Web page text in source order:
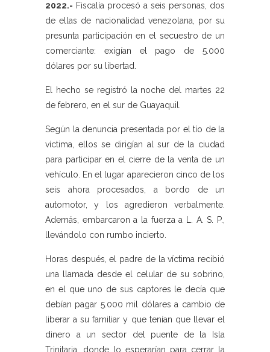
2022.- Fiscalía procesó a seis personas, dos
de ellas de nacionalidad venezolana, por su
presunta participación en el secuestro de un
comerciante: exigían el pago de 5.000
dólares por su libertad.
El hecho se registró la noche del martes 22
de febrero, en el sur de Guayaquil.
Según la denuncia presentada por el tío de la
víctima, ellos se dirigían al sur de la ciudad
para participar en el cierre de la venta de un
vehículo. En el lugar aparecieron cinco de los
seis ahora procesados, a bordo de un
automotor, y los agredieron verbalmente.
Además, embarcaron a la fuerza a L. A. S. P.,
llevándolo con rumbo incierto.
Horas después, el padre de la víctima recibió
una llamada desde el celular de su sobrino,
en el que uno de sus captores le decía que
debían pagar 5.000 mil dólares a cambio de
liberar a su familiar y que tenían que llevar el
dinero a un sector del puente de la Isla
Trinitaria, donde lo esperarían para cerrar la